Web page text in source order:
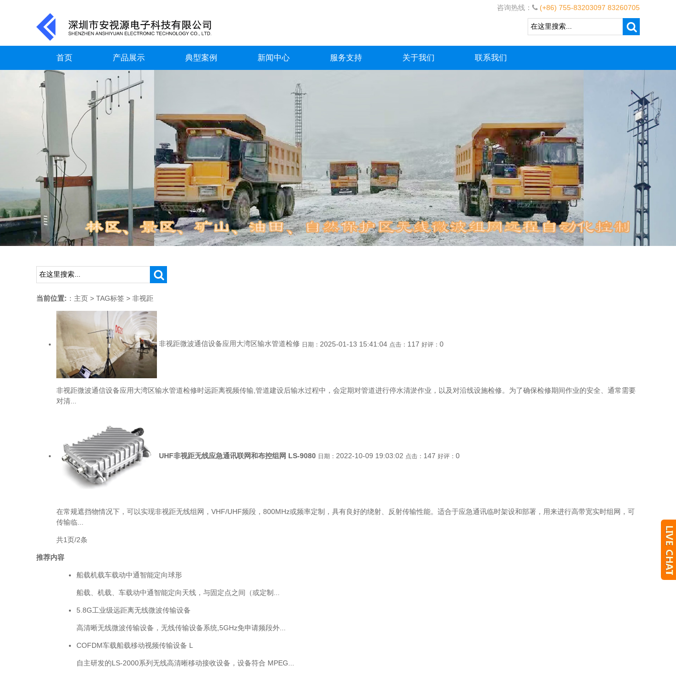
咨询热线： (+86) 755-83203097 83260705
首页 产品展示 典型案例 新闻中心 服务支持 关于我们 联系我们
当前位置: ： 主页 > TAG标签 > 非视距
非视距微波通信设备应用大湾区输水管道检修 日期： 2025-01-13 15:41:04 点击： 117 好评： 0
非视距微波通信设备应用大湾区输水管道检修时远距离视频传输,管道建设后输水过程中，会定期对管道进行停水清淤作业，以及对沿线设施检修。为了确保检修期间作业的安全、通常需要
对清...
UHF非视距无线应急通讯联网和布控组网 LS-9080 日期： 2022-10-09 19:03:02 点击： 147 好评： 0
在常规遮挡物情况下，可以实现非视距无线组网，VHF/UHF频段，800MHz或频率定制，具有良好的绕射、反射传输性能。适合于应急通讯临时架设和部署，用来进行高带宽实时组网，可
传输临...
共1页/2条
推荐内容
船载机载车载动中通智能定向球形
船载、机载、车载动中通智能定向天线，与固定点之间（或定制...
5.8G工业级远距离无线微波传输设备
高清晰无线微波传输设备，无线传输设备系统,5GHz免申请频段外...
COFDM车载船载移动视频传输设备 L
自主研发的LS-2000系列无线高清晰移动接收设备，设备符合 MPEG...